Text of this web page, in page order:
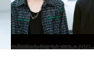
2020.5.30
【完全版】THE RAMPAGEスペシャル対談 川村＆吉野が明かした「戦いは共に」
カルチャー